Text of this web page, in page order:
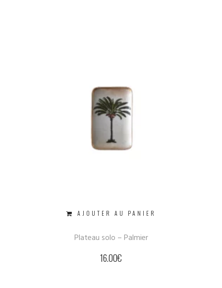
AJOUTER AU PANIER
Plateau solo – Palmier
16.00€